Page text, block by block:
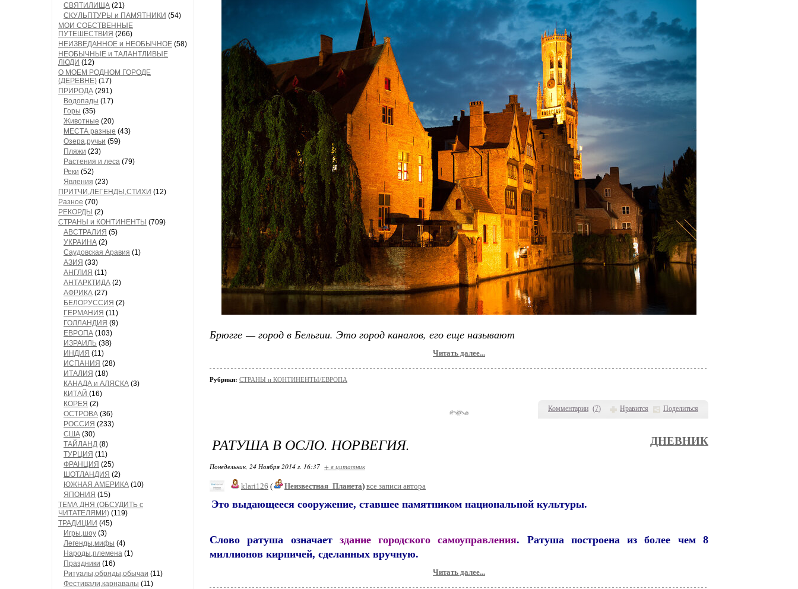
СВЯТИЛИЩА (21)
СКУЛЬПТУРЫ и ПАМЯТНИКИ (54)
МОИ СОБСТВЕННЫЕ
ПУТЕШЕСТВИЯ (266)
НЕИЗВЕДАННОЕ и НЕОБЫЧНОЕ (58)
НЕОБЫЧНЫЕ и ТАЛАНТЛИВЫЕ
ЛЮДИ (12)
О МОЕМ РОДНОМ ГОРОДЕ
(ДЕРЕВНЕ) (17)
ПРИРОДА (291)
Водопады (17)
Горы (35)
Животные (20)
МЕСТА разные (43)
Озера,ручьи (59)
Пляжи (23)
Растения и леса (79)
Реки (52)
Явления (23)
ПРИТЧИ,ЛЕГЕНДЫ,СТИХИ (12)
Разное (70)
РЕКОРДЫ (2)
СТРАНЫ и КОНТИНЕНТЫ (709)
АВСТРАЛИЯ (5)
УКРАИНА (2)
Саудовская Аравия (1)
АЗИЯ (33)
АНГЛИЯ (11)
АНТАРКТИДА (2)
АФРИКА (27)
БЕЛОРУССИЯ (2)
ГЕРМАНИЯ (11)
ГОЛЛАНДИЯ (9)
ЕВРОПА (103)
ИЗРАИЛЬ (38)
ИНДИЯ (11)
ИСПАНИЯ (28)
ИТАЛИЯ (18)
КАНАДА и АЛЯСКА (3)
КИТАЙ (16)
КОРЕЯ (2)
ОСТРОВА (36)
РОССИЯ (233)
США (30)
ТАЙЛАНД (8)
ТУРЦИЯ (11)
ФРАНЦИЯ (25)
ШОТЛАНДИЯ (2)
ЮЖНАЯ АМЕРИКА (10)
ЯПОНИЯ (15)
ТЕМА ДНЯ (ОБСУДИТЬ с
ЧИТАТЕЛЯМИ) (119)
ТРАДИЦИИ (45)
Игры,шоу (3)
Легенды,мифы (4)
Народы,племена (1)
Праздники (16)
Ритуалы,обряды,обычаи (11)
Фестивали,карнавалы (11)
Комментарии (7) Нравится Поделиться
Брюгге — город в Бельгии. Это город каналов, его еще называют
Читать далее...
Рубрики: СТРАНЫ и КОНТИНЕНТЫ/ЕВРОПА
РАТУША В ОСЛО. НОРВЕГИЯ. ДНЕВНИК
Понедельник, 24 Ноября 2014 г. 16:37 + в цитатник
klari126 ( Неизвестная_Планета) все записи автора
Это выдающееся сооружение, ставшее памятником национальной культуры.
Словоратуша означает здание городского самоуправления. Ратуша построена из более чем 8
миллионов кирпичей, сделанных вручную.
Читать далее...